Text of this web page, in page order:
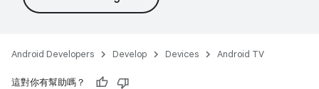
Android Developers Develop Devices Android TV
這對你有幫助嗎？